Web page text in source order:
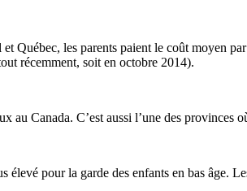
Québec, les parents paient le coût moyen
récemment, soit en octobre 2014).
au Canada. C’est aussi l’une des provinces
pour la garde des enfants en bas âge.